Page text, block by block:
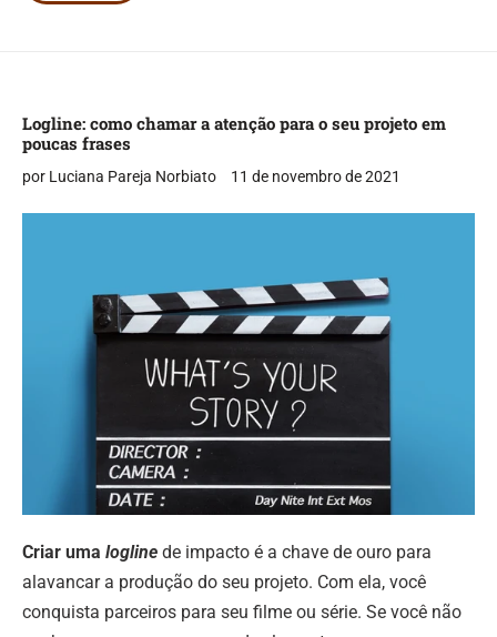
Logline: como chamar a atenção para o seu projeto em
poucas frases
por Luciana Pareja Norbiato 11 de novembro de 2021
Criar uma logline de impacto é a chave de ouro para
alavancar a produção do seu projeto. Com ela, você
conquista parceiros para seu filme ou série. Se você não